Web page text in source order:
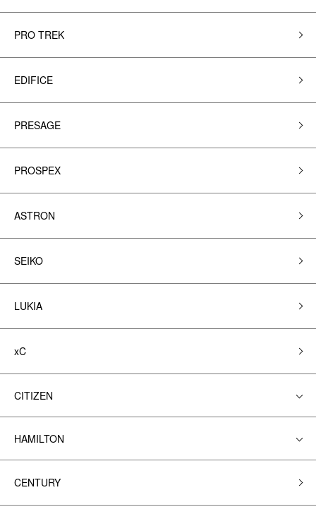
PRO TREK
EDIFICE
PRESAGE
PROSPEX
ASTRON
SEIKO
LUKIA
xC
CITIZEN
HAMILTON
CENTURY